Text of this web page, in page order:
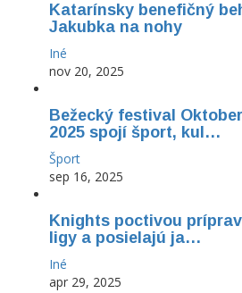
Katarínsky benefičný
Jakubka na nohy
Iné
nov 20, 2025
Bežecký festival
2025 spojí šport, kul…
Šport
sep 16, 2025
Knights poctivou
ligy a posielajú ja…
Iné
apr 29, 2025